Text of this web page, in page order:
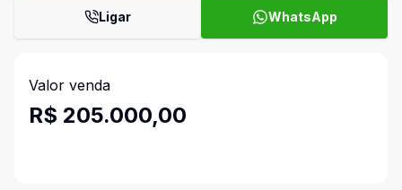
Ligar WhatsApp
Valor venda
R$ 205.000,00